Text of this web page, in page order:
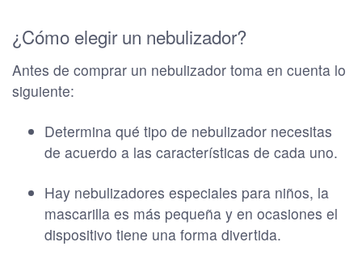
¿Cómo elegir un nebulizador?
Antes de comprar un nebulizador toma en cuenta lo
siguiente:
Determina qué tipo de nebulizador necesitas
de acuerdo a las características de cada uno.
Hay nebulizadores especiales para niños, la
mascarilla es más pequeña y en ocasiones el
dispositivo tiene una forma divertida.